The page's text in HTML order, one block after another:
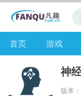
首页 游戏
神
版本